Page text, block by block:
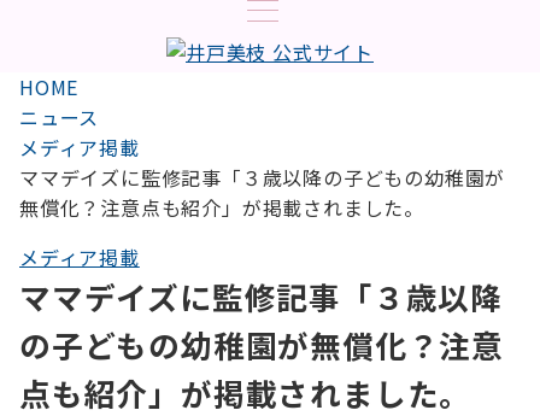
HOME
ニュース
メディア掲載
ママデイズに監修記事「３歳以降の子どもの幼稚園が
無償化？注意点も紹介」が掲載されました。
メディア掲載
ママデイズに監修記事「３歳以降
の子どもの幼稚園が無償化？注意
点も紹介」が掲載されました。